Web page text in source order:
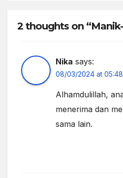
2 thoughts on
Nika says:
08/03/2024 at 05:48
Alhamdulillah,
menerima dan
sama lain.